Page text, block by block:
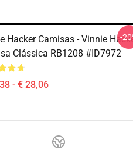
Hacker Camisas - Vinnie
Clássica RB1208 #ID7972
- € 28,06
-